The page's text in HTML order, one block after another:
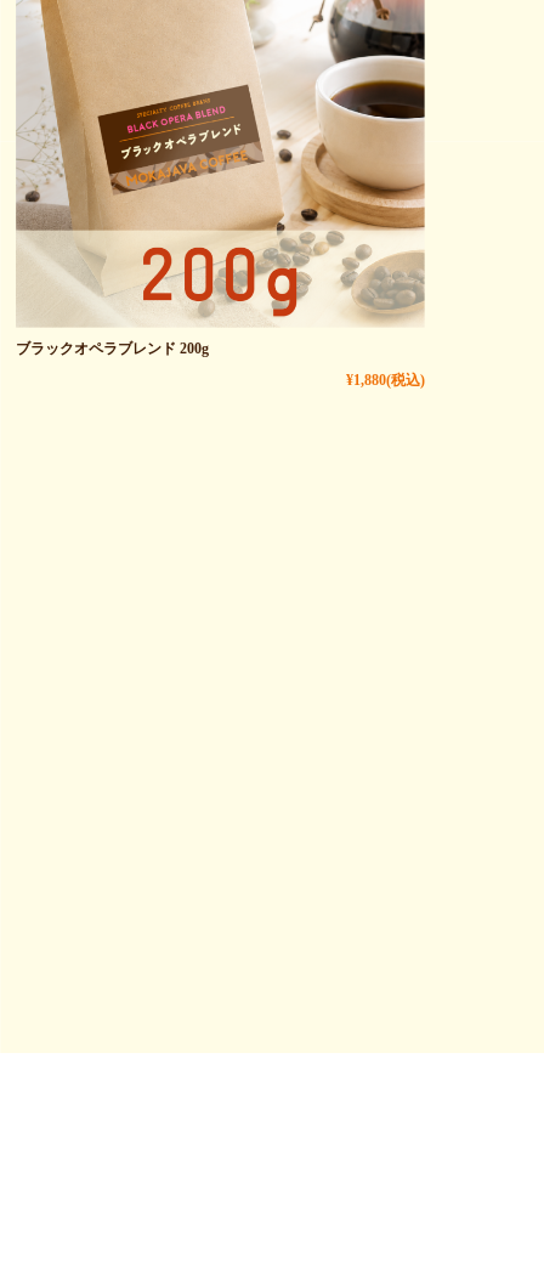
ブラックオペラブレンド 200g
¥1,880(税込)